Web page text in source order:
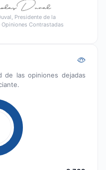
Presidente de la
Contrastadas
de las opiniones dejadas